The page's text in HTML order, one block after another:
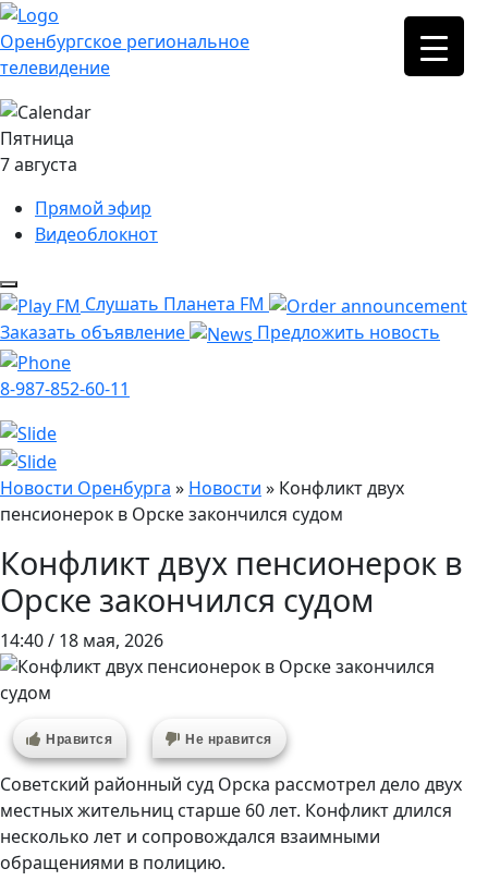
Оренбургское региональное
телевидение
Пятница
7 августа
Прямой эфир
Видеоблокнот
Слушать Планета FM
Заказать объявление
Предложить новость
8-987-852-60-11
Новости Оренбурга » Новости » Конфликт двух
пенсионерок в Орске закончился судом
Конфликт двух пенсионерок в
Орске закончился судом
14:40 / 18 мая, 2026
Нравится Не нравится
Советский районный суд Орска рассмотрел дело двух
местных жительниц старше 60 лет. Конфликт длился
несколько лет и сопровождался взаимными
обращениями в полицию.